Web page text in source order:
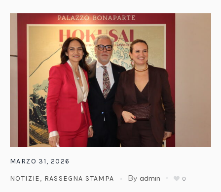
MARZO 31, 2026
NOTIZIE, RASSEGNA STAMPA By admin 0